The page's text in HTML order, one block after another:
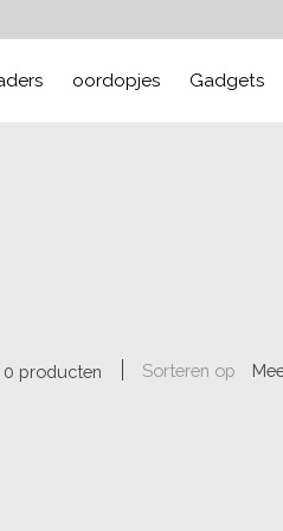
oordopjes Gadgets
0 producten Sorteren op